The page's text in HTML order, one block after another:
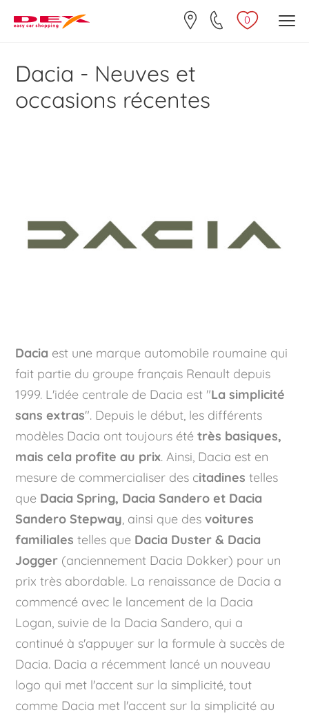
0
Dacia - Neuves et
occasions récentes
Dacia est une marque automobile roumaine qui
fait partie du groupe français Renault depuis
1999. L'idée centrale de Dacia est "La simplicité
sans extras". Depuis le début, les différents
modèles Dacia ont toujours été très basiques,
mais cela profite au prix. Ainsi, Dacia est en
mesure de commercialiser des citadines telles
que Dacia Spring, Dacia Sandero et Dacia
Sandero Stepway, ainsi que desvoitures
familialestelles que Dacia Duster & Dacia
Jogger (anciennement Dacia Dokker) pour un
prix très abordable. La renaissance de Dacia a
commencé avec le lancement de la Dacia
Logan, suivie de la Dacia Sandero, qui a
continué à s'appuyer sur la formule à succès de
Dacia. Dacia a récemment lancé un nouveau
logo qui met l'accent sur la simplicité, tout
comme Dacia met l'accent sur la simplicité au